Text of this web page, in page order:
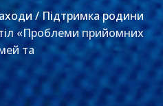
/ Підтримка родини
«Проблеми прийомних
та